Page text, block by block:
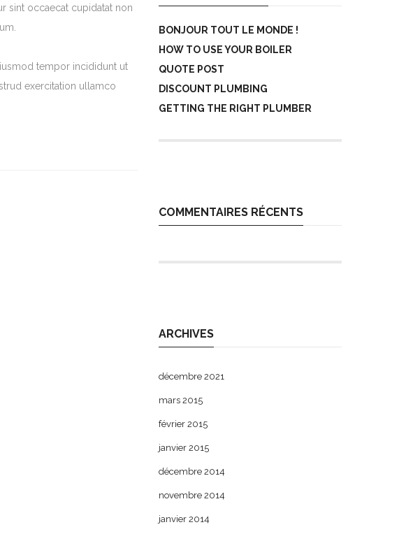
sint occaecat cupidatat non
tempor incididunt ut
exercitation ullamco
BONJOUR TOUT LE MONDE !
HOW TO USE YOUR BOILER
QUOTE POST
DISCOUNT PLUMBING
GETTING THE RIGHT PLUMBER
COMMENTAIRES RÉCENTS
ARCHIVES
décembre 2021
mars 2015
février 2015
janvier 2015
décembre 2014
novembre 2014
janvier 2014